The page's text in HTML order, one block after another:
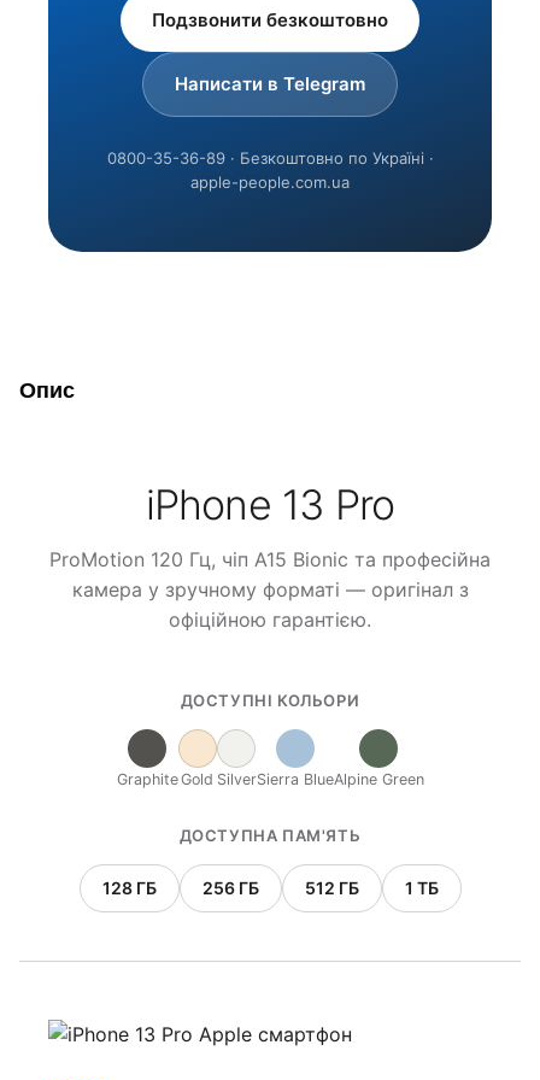
Подзвонити безкоштовно
Написати в Telegram
0800-35-36-89 · Безкоштовно по Україні ·
apple-people.com.ua
Опис
iPhone 13 Pro
ProMotion 120 Гц, чіп A15 Bionic та професійна
камера у зручному форматі — оригінал з
офіційною гарантією.
ДОСТУПНІ КОЛЬОРИ
GraphiteGold SilverSierra BlueAlpine Green
ДОСТУПНА ПАМ'ЯТЬ
128 ГБ 256 ГБ 512 ГБ 1 ТБ